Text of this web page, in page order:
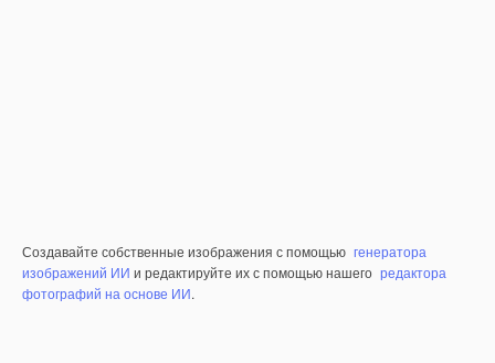
Создавайте собственные изображения с помощью генератора
изображений ИИ и редактируйте их с помощью нашего редактора
фотографий на основе ИИ.